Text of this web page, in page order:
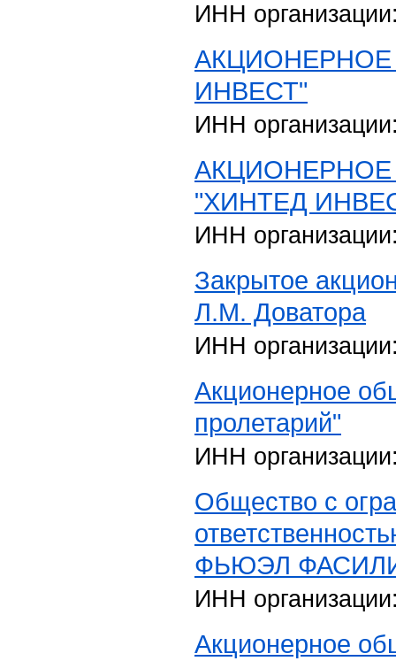
ИНН
ИНВЕСТ"
ИНН
"ХИНТЕД
ИНН
Закрытое
Л.М. Доватора
ИНН
Акционерное
пролетарий"
ИНН
Общество с
ФЬЮЭЛ
ИНН
Акционерное